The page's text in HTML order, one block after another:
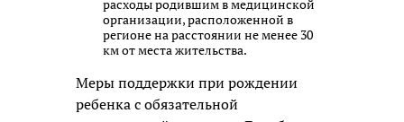
расходы родившим в медицинской
организации, расположенной в
регионе на расстоянии не менее 30
км от места жительства.
Меры поддержки при рождении
ребенка с обязательной